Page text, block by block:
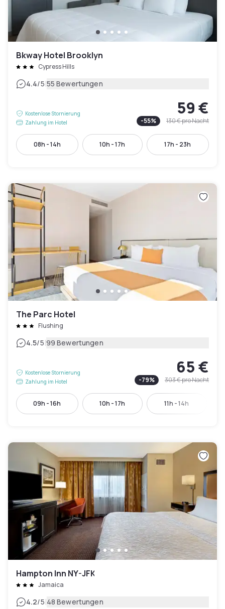
Bkway Hotel Brooklyn
Cypress Hills
4.4/5|55 Bewertungen
Kostenlose Stornierung
Zahlung im Hotel
59 €
-55% 130 €pro Nacht
08h - 14h 10h - 17h 17h - 23h
The Parc Hotel
Flushing
4.5/5|99 Bewertungen
Kostenlose Stornierung
Zahlung im Hotel
65 €
-79% 303 €pro Nacht
09h - 16h 10h - 17h 11h - 14h
Hampton Inn NY-JFK
Jamaica
4.2/5|48 Bewertungen